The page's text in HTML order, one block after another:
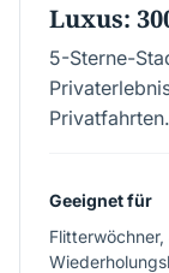
Luxus:
5-Sterne-
Privatfahrten.
Geeignet für